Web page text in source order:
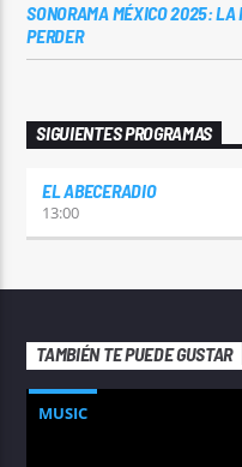
SONORAMA MÉXICO 2025: LA
PERDER
SIGUIENTES PROGRAMAS
EL ABECERADIO
13:00
TAMBIÉN TE PUEDE GUSTAR
MUSIC